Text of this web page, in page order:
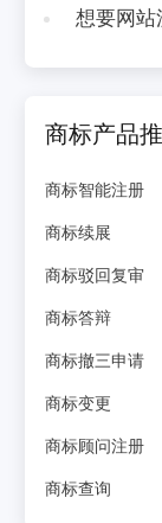
想要网
商标产品
商标智能注册
商标续展
商标驳回复审
商标答辩
商标撤三申请
商标变更
商标顾问注册
商标查询